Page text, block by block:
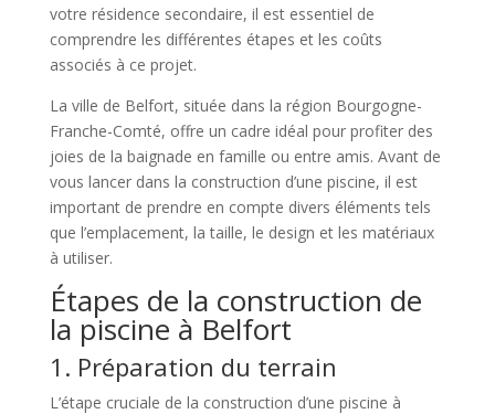
votre résidence secondaire, il est essentiel de
comprendre les différentes étapes et les coûts
associés à ce projet.
La ville de Belfort, située dans la région Bourgogne-
Franche-Comté, offre un cadre idéal pour profiter des
joies de la baignade en famille ou entre amis. Avant de
vous lancer dans la construction d’une piscine, il est
important de prendre en compte divers éléments tels
que l’emplacement, la taille, le design et les matériaux
à utiliser.
Étapes de la construction de
la piscine à Belfort
1. Préparation du terrain
L’étape cruciale de la construction d’une piscine à